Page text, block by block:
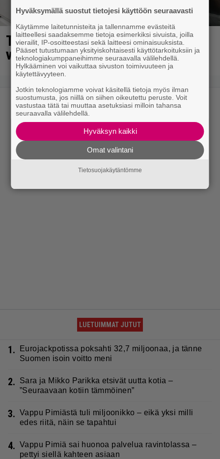
Turussa kysytään missä on tämä
viisikymppinen mies?
LUETUIMMAT JUTUT
1.
Eurojackpotissa poksahti 32,7 miljoonaa, ja tänne
Suomen isoin voitto meni
2.
Sara ja Mikko Parikka etsivät uutta kotia –
”Seuraavaan kotiin tämmöinen”
3. Vappu Pimiästä tuli miljoonikko – eikä yksi milli
edes riitä, näin se tapahtui
4. Vappu Pimiä sai huonoa palvelua ravintolassa –
pettyi siellä kahteen asiaan
Hyväksymällä suostut tietojesi käyttöön seuraavasti
Käytämme laitetunnisteita ja tallennamme evästeitä
laitteellesi saadaksemme tietoja esimerkiksi sivuista, joilla
vierailit, IP-osoitteestasi sekä laitteesi ominaisuuksista.
Pääset tutustumaan yksityiskohtaisesti käyttötarkoituksiin ja
teknologiakumppaneihimme seuraavalla välilehdellä.
Hylkääminen voi vaikuttaa sivuston toimivuuteen ja
käytettävyyteen.
Jotkin teknologiamme voivat käsitellä tietoja myös ilman
suostumusta, jos niillä on siihen oikeutettu peruste. Voit
vastustaa tätä tai muuttaa asetuksiasi milloin tahansa
seuraavalla välilehdellä.
Hyväksyn kaikki
Omat valintani
Tietosuojakäytäntömme